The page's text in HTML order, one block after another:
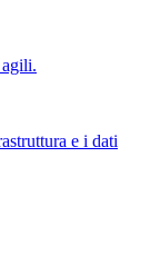
e i dati